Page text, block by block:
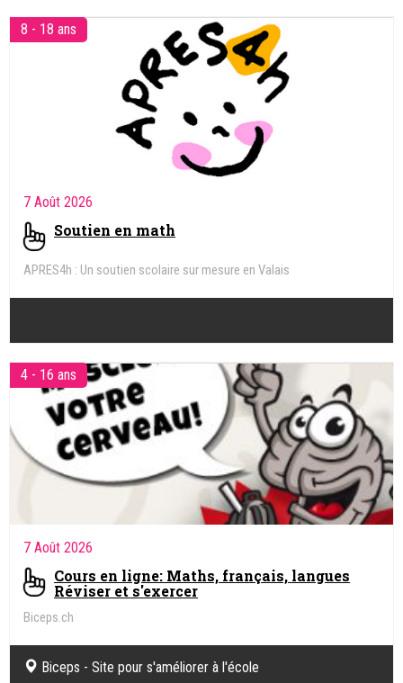
8 - 18 ans
7 Août 2026
Soutien en math
APRES4h : Un soutien scolaire sur mesure en Valais
4 - 16 ans
7 Août 2026
Cours en ligne: Maths, français, langues
Réviser et s'exercer
Biceps.ch
Biceps - Site pour s'améliorer à l'école